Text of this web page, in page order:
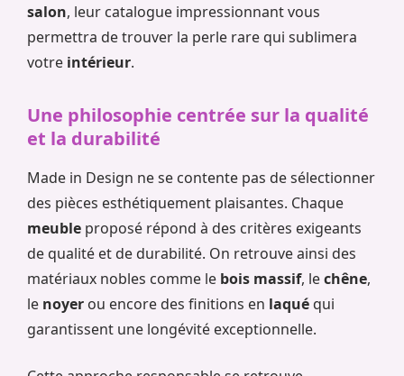
salon, leur catalogue impressionnant vous
permettra de trouver la perle rare qui sublimera
votre intérieur.
Une philosophie centrée sur la qualité
et la durabilité
Made in Design ne se contente pas de sélectionner
des pièces esthétiquement plaisantes. Chaque
meuble proposé répond à des critères exigeants
de qualité et de durabilité. On retrouve ainsi des
matériaux nobles comme le bois massif, lechêne,
le noyer ou encore des finitions en laqué qui
garantissent une longévité exceptionnelle.